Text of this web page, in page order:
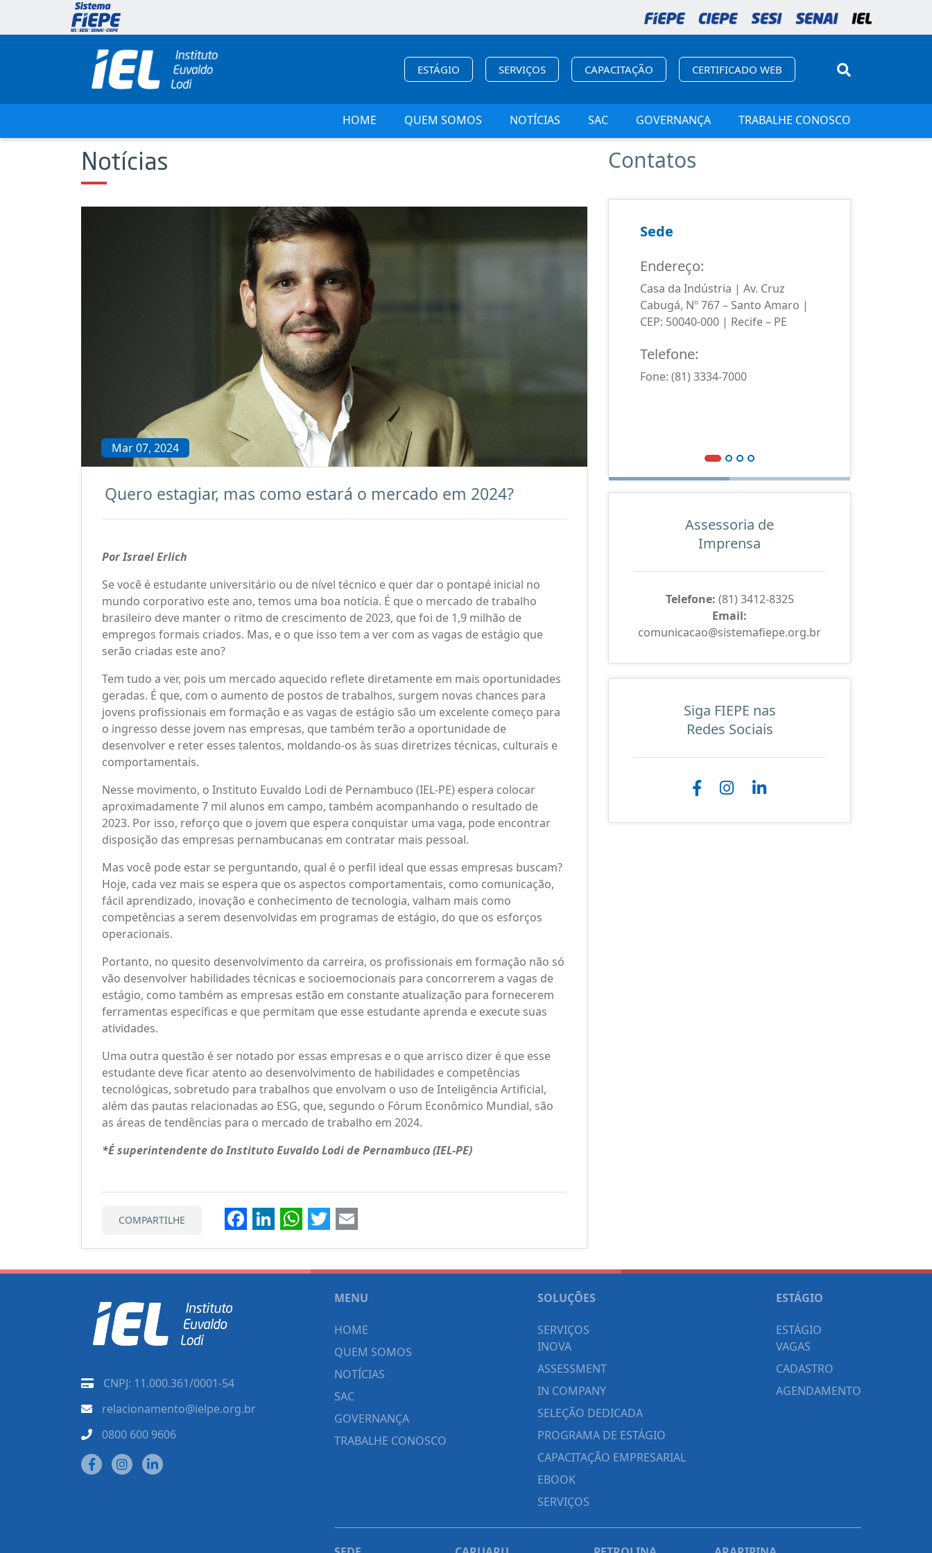
ESTÁGIO SERVIÇOS CAPACITAÇÃO CERTIFICADO WEB
HOME QUEM SOMOS NOTÍCIAS SAC GOVERNANÇA TRABALHE CONOSCO
Notícias
Mar 07, 2024
Quero estagiar, mas como estará o mercado em 2024?
Por Israel Erlich
Se você é estudante universitário ou de nível técnico e quer dar o pontapé inicial no
mundo corporativo este ano, temos uma boa notícia. É que o mercado de trabalho
brasileiro deve manter o ritmo de crescimento de 2023, que foi de 1,9 milhão de
empregos formais criados. Mas, e o que isso tem a ver com as vagas de estágio que
serão criadas este ano?
Tem tudo a ver, pois um mercado aquecido reflete diretamente em mais oportunidades
geradas. É que, com o aumento de postos de trabalhos, surgem novas chances para
jovens profissionais em formação e as vagas de estágio são um excelente começo para
o ingresso desse jovem nas empresas, que também terão a oportunidade de
desenvolver e reter esses talentos, moldando-os às suas diretrizes técnicas, culturais e
comportamentais.
Nesse movimento, o Instituto Euvaldo Lodi de Pernambuco (IEL-PE) espera colocar
aproximadamente 7 mil alunos em campo, também acompanhando o resultado de
2023. Por isso, reforço que o jovem que espera conquistar uma vaga, pode encontrar
disposição das empresas pernambucanas em contratar mais pessoal.
Mas você pode estar se perguntando, qual é o perfil ideal que essas empresas buscam?
Hoje, cada vez mais se espera que os aspectos comportamentais, como comunicação,
fácil aprendizado, inovação e conhecimento de tecnologia, valham mais como
competências a serem desenvolvidas em programas de estágio, do que os esforços
operacionais.
Portanto, no quesito desenvolvimento da carreira, os profissionais em formação não só
vão desenvolver habilidades técnicas e socioemocionais para concorrerem a vagas de
estágio, como também as empresas estão em constante atualização para fornecerem
ferramentas específicas e que permitam que esse estudante aprenda e execute suas
atividades.
Uma outra questão é ser notado por essas empresas e o que arrisco dizer é que esse
estudante deve ficar atento ao desenvolvimento de habilidades e competências
tecnológicas, sobretudo para trabalhos que envolvam o uso de Inteligência Artificial,
além das pautas relacionadas ao ESG, que, segundo o Fórum Econômico Mundial, são
as áreas de tendências para o mercado de trabalho em 2024.
*É superintendente do Instituto Euvaldo Lodi de Pernambuco (IEL-PE)
COMPARTILHE Facebook
LinkedIn
WhatsApp
Twitter
Contatos
Sede
Endereço:
Casa da Indústria | Av. Cruz
Cabugá, Nº 767 – Santo Amaro |
CEP: 50040-000 | Recife – PE
Telefone:
Fone: (81) 3334-7000
Assessoria de
Imprensa
Telefone: (81) 3412-8325
Email:
comunicacao@sistemafiepe.org.br
Siga FIEPE nas
Redes Sociais
CNPJ: 11.000.361/0001-54
relacionamento@ielpe.org.br
0800 600 9606
MENU
HOME
QUEM SOMOS
NOTÍCIAS
SAC
GOVERNANÇA
TRABALHE CONOSCO
SOLUÇÕES
SERVIÇOS
INOVA
ASSESSMENT
IN COMPANY
SELEÇÃO DEDICADA
PROGRAMA DE ESTÁGIO
CAPACITAÇÃO EMPRESARIAL
EBOOK
SERVIÇOS
ESTÁGIO
ESTÁGIO
VAGAS
CADASTRO
AGENDAMENTO